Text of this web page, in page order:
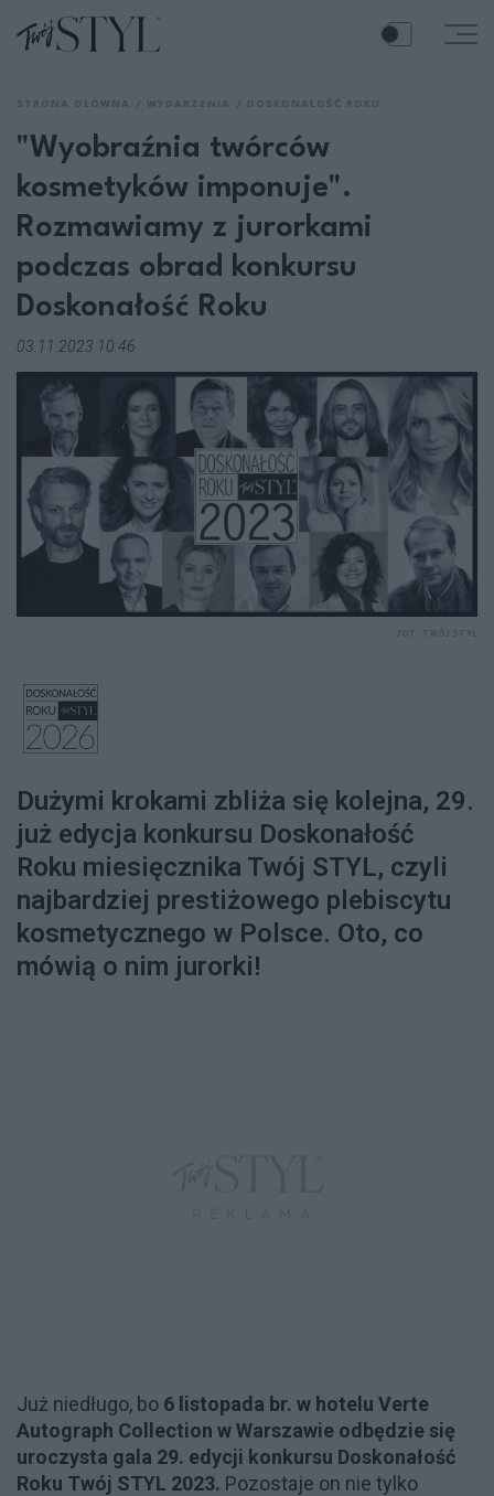
"Wyobraźnia twórców
kosmetyków imponuje".
Rozmawiamy z jurorkami
podczas obrad konkursu
Doskonałość Roku
03.11.2023 10:46
Dużymi krokami zbliża się kolejna, 29.
już edycja konkursu Doskonałość
Roku miesięcznika Twój STYL, czyli
najbardziej prestiżowego plebiscytu
kosmetycznego w Polsce. Oto, co
mówią o nim jurorki!
Już niedługo, bo 6 listopada br. w hotelu Verte
Autograph Collection w Warszawie odbędzie się
uroczysta gala 29. edycji konkursu Doskonałość
Roku Twój STYL 2023. Pozostaje on nie tylko